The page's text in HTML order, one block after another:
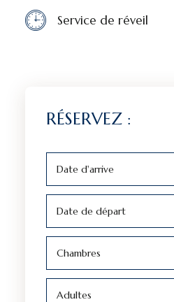
Service de réveil
RÉSERVEZ :
Date d'arrive
Date de départ
Chambres
Adultes